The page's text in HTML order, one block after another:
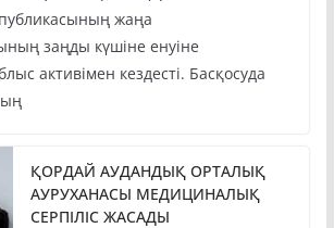
жаңа
заңды күшіне енуіне
активімен кездесті. Басқосуда
ҚОРДАЙ АУДАНДЫҚ ОРТАЛЫҚ
АУРУХАНАСЫ МЕДИЦИНАЛЫҚ
СЕРПІЛІС ЖАСАДЫ